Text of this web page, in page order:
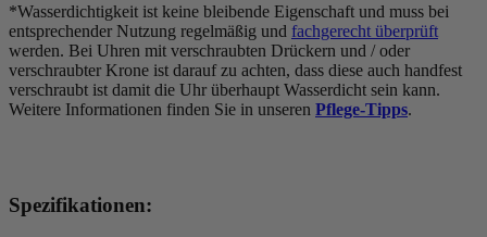
*Wasserdichtigkeit ist keine bleibende Eigenschaft und muss bei
entsprechender Nutzung regelmäßig und fachgerecht überprüft
werden. Bei Uhren mit verschraubten Drückern und / oder
verschraubter Krone ist darauf zu achten, dass diese auch handfest
verschraubt ist damit die Uhr überhaupt Wasserdicht sein kann.
Weitere Informationen finden Sie in unseren Pflege-Tipps.
Spezifikationen: